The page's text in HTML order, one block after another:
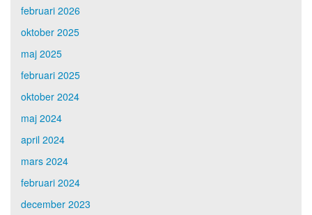
februari 2026
oktober 2025
maj 2025
februari 2025
oktober 2024
maj 2024
april 2024
mars 2024
februari 2024
december 2023